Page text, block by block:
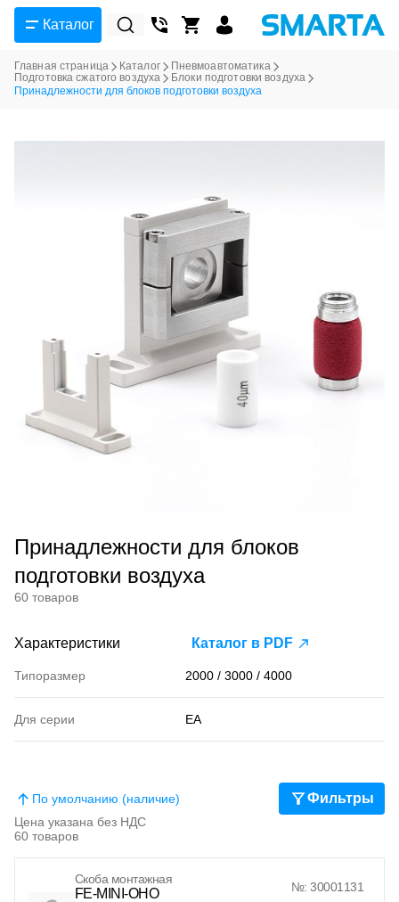
Каталог
Главная страница Каталог
Пневмоавтоматика
Подготовка сжатого воздуха
Блоки подготовки воздуха
Принадлежности для блоков подготовки воздуха
Принадлежности для блоков
подготовки воздуха
60 товаров
Характеристики Каталог в PDF
Типоразмер 2000 / 3000 / 4000
Для серии EA
60 товаров
Цена указана без НДС
По умолчанию (наличие) Фильтры
Скоба монтажная
FE-MINI-OHO
№: 30001131